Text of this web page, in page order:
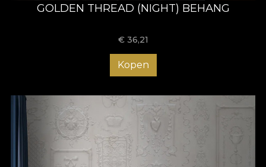
GOLDEN THREAD (NIGHT) BEHANG
€ 36,21
Kopen